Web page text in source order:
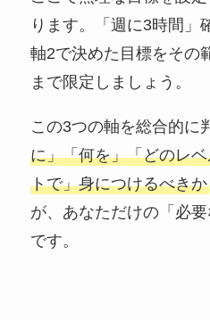
ります。「週に3時間」
軸2で決めた目標をその
まで限定しましょう。
この3つの軸を総合的に
に」「何を」「どのレ
トで」身につけるべきか
が、あなただけの「必
です。